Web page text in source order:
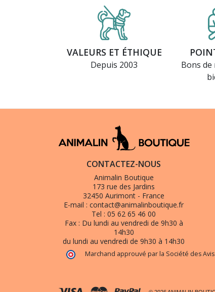
VALEURS ET ÉTHIQUE
Depuis 2003
Bons
CONTACTEZ-NOUS
Animalin Boutique
173 rue des Jardins
32450 Aurimont - France
E-mail : contact@animalinboutique.fr
Tel : 05 62 65 46 00
Fax : Du lundi au vendredi de 9h30 à
14h30
du lundi au vendredi de 9h30 à 14h30
Marchand approuvé par la Société des